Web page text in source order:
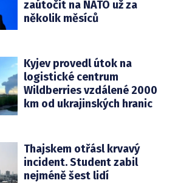
zaútočit na NATO už za
několik měsíců
Kyjev provedl útok na
logistické centrum
Wildberries vzdálené 2000
km od ukrajinských hranic
Thajskem otřásl krvavý
incident. Student zabil
nejméně šest lidí